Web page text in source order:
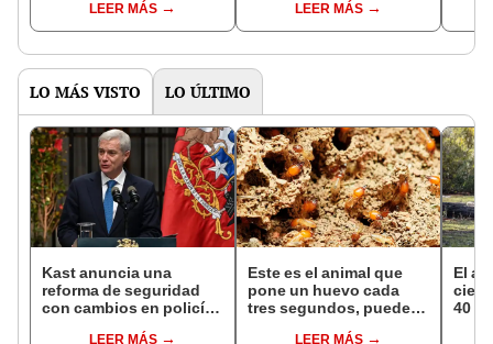
LEER MÁS
“hasta las últimas
consecuencias”
LEER MÁS
LO MÁS VISTO LO ÚLTIMO
Kast anuncia una
reforma de seguridad
con cambios en policías
LEER MÁS
Este es el animal que
pone un huevo cada
tres segundos, puede
LEER MÁS
El
40